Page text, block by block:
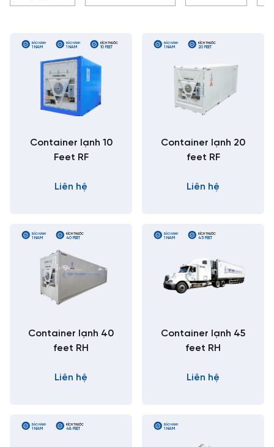
BẢO HÀNH
1 NĂM
BẢO HÀNH
1 NĂM
KÍCH THƯỚC
10 FEET
Container lạnh 10
Feet RF
Liên hệ
BẢO HÀNH
1 NĂM
KÍCH THƯỚC
20 FEET
Container lạnh 20
feet RF
Liên hệ
BẢO HÀNH
1 NĂM
KÍCH THƯỚC
40 FEET
Container lạnh 40
feet RH
Liên hệ
BẢO HÀNH
1 NĂM
KÍCH THƯỚC
45 FEET
Container lạnh 45
feet RH
Liên hệ
BẢO HÀNH
1 NĂM
KÍCH THƯỚC
48 FEET
BẢO HÀNH
1 NĂM